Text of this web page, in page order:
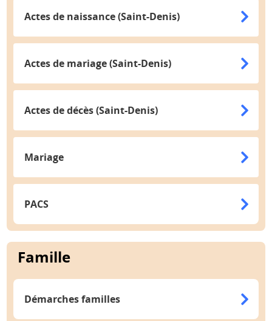
Actes de naissance (Saint-Denis)
Actes de mariage (Saint-Denis)
Actes de décès (Saint-Denis)
Mariage
PACS
Famille
Démarches familles